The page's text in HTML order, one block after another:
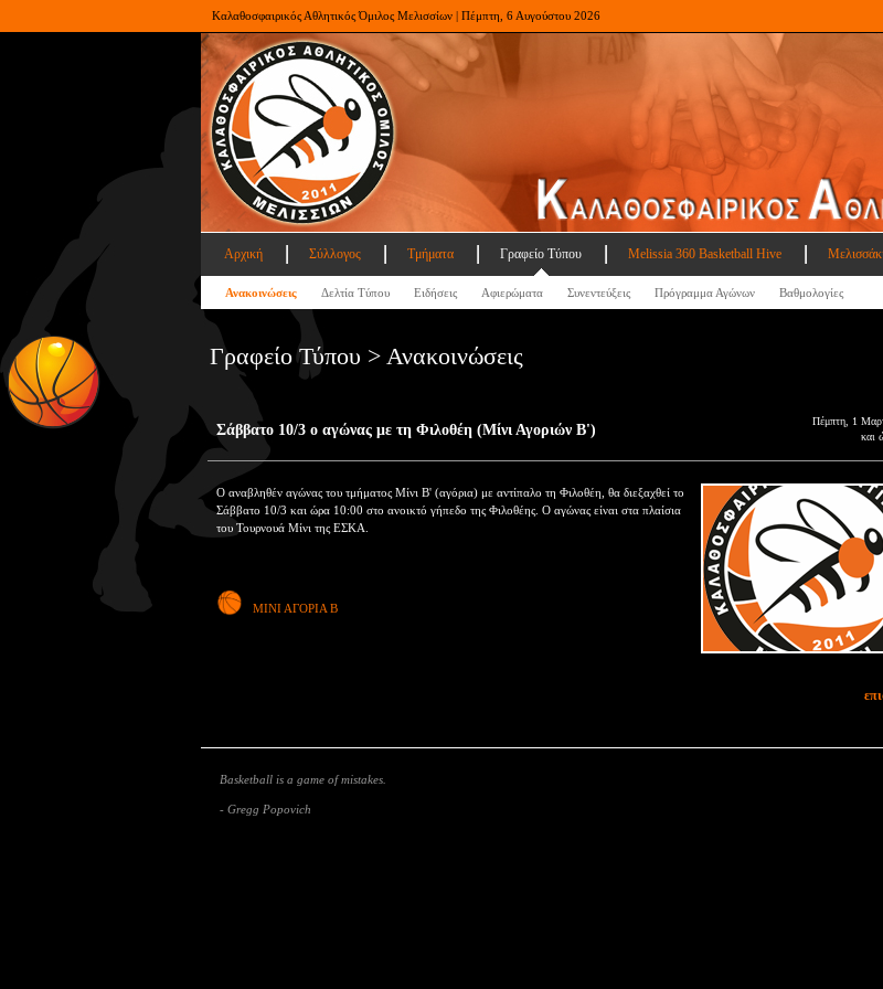
Καλαθοσφαιρικός Αθλητικός Όμιλος Μελισσίων | Πέμπτη, 6 Αυγούστου 2026
Αρχική Σύλλογος Τμήματα Γραφείο Τύπου Melissia 360 Basketball Hive
Ανακοινώσεις Δελτία Τύπου Ειδήσεις Αφιερώματα Συνεντεύξεις Πρόγραμμα Αγώνων Βαθμολογίες
Γραφείο Τύπου > Ανακοινώσεις
Σάββατο 10/3 ο αγώνας με τη Φιλοθέη (Μίνι Αγοριών Β')
Πέμπτη, 1
και
Ο αναβληθέν αγώνας του τμήματος Μίνι Β' (αγόρια) με αντίπαλο τη Φιλοθέη, θα διεξαχθεί το
Σάββατο 10/3 και ώρα 10:00 στο ανοικτό γήπεδο της Φιλοθέης. Ο αγώνας είναι στα πλαίσια
του Τουρνουά Μίνι της ΕΣΚΑ.
ΜΙΝΙ ΑΓΟΡΙΑ Β
Basketball is a game of mistakes.
- Gregg Popovich